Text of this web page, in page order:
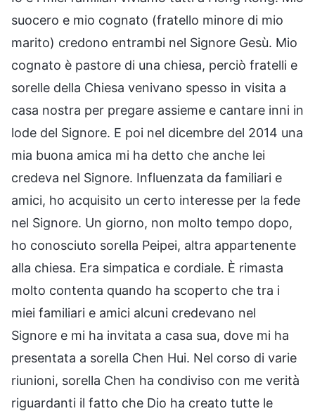
suocero e mio cognato (fratello minore di mio
marito) credono entrambi nel Signore Gesù. Mio
cognato è pastore di una chiesa, perciò fratelli e
sorelle della Chiesa venivano spesso in visita a
casa nostra per pregare assieme e cantare inni in
lode del Signore. E poi nel dicembre del 2014 una
mia buona amica mi ha detto che anche lei
credeva nel Signore. Influenzata da familiari e
amici, ho acquisito un certo interesse per la fede
nel Signore. Un giorno, non molto tempo dopo,
ho conosciuto sorella Peipei, altra appartenente
alla chiesa. Era simpatica e cordiale. È rimasta
molto contenta quando ha scoperto che tra i
miei familiari e amici alcuni credevano nel
Signore e mi ha invitata a casa sua, dove mi ha
presentata a sorella Chen Hui. Nel corso di varie
riunioni, sorella Chen ha condiviso con me verità
riguardanti il fatto che Dio ha creato tutte le